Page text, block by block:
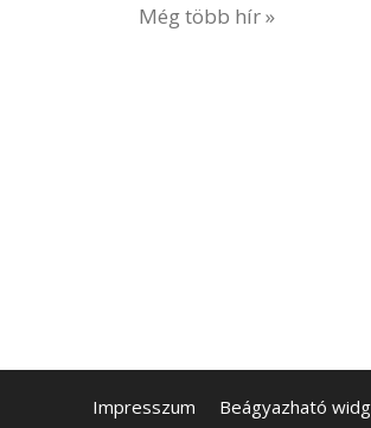
Még több hír »
Impresszum Beágyazható